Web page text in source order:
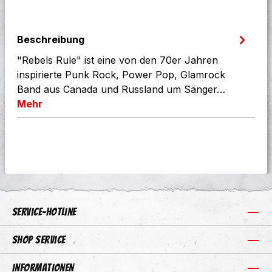
Beschreibung
"Rebels Rule" ist eine von den 70er Jahren
inspirierte Punk Rock, Power Pop, Glamrock
Band aus Canada und Russland um Sänger…
Mehr
Service-Hotline
Shop Service
Informationen